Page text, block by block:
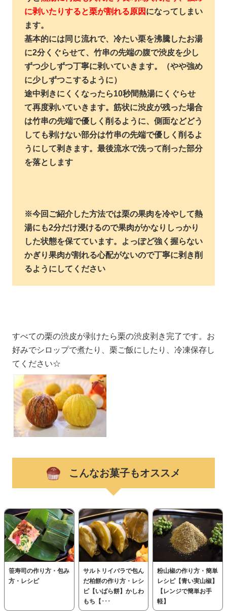
に剥いたりすると栗が割れる原因 になってしまい
ます。
基本的には同じ流れで、冷たい栗を沸騰したお湯
に2分くぐらせて、竹串の先端の腹で渋皮を少し
ずつ少しずつ丁寧に剥いていきます。（やや強め
に少しずつこするように）
途中剥きにくくなったら10秒間熱湯にくぐらせ
て再度剥いていきます。筋状に渋皮が残った場合
は竹串の先端で優しく削るように、側面などどう
しても剥けない部分は竹串の先端で優しく削るよ
うにして剥きます。最後流水で洗って削った部分
を落とします
※今回ご紹介した方法では栗の果肉を冷やして熱
湯にも2分だけ浸けるので果肉がかなりしっかり
した状態を保てています。よっぽど強く握らない
かぎり果肉が割れる心配がないので丁寧に剥き削
るようにしてください
すべての栗の渋皮が剥けたら栗の渋皮剥き完了です。お
好みでシロップで煮たり、栗ご飯にしたり、冷凍保存し
てください☆
こんなお菓子もオススメ
笹寿司の作り方・包み
方・レシピ
サルトリイバラで包ん
だ柏餅の作り方・レシ
ピ【いばら餅】かしわ
もち【･･･
粉山椒の作り方・簡単
レシピ【青い実山椒】
【レンジで簡単お手
軽】